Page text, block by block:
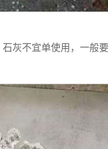
灰不宜单使用，一般